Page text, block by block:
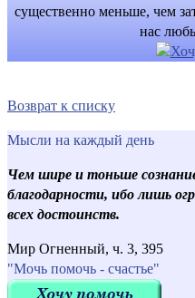
существенно меньше, чем
нас
Возврат к списку
Мысли на каждый день
Чем шире и тоньше
благодарности, ибо лишь
всех достоинств.
Мир Огненный, ч. 3, 395
"Мочь помочь - счастье"